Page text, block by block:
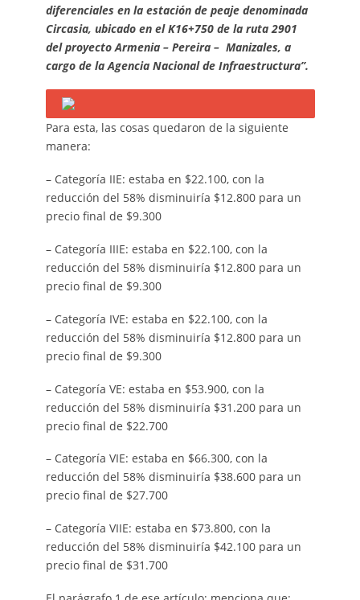
diferenciales en la estación de peaje denominada
Circasia, ubicado en el K16+750 de la ruta 2901
del proyecto Armenia – Pereira – Manizales, a
cargo de la Agencia Nacional de Infraestructura”.
Para esta, las cosas quedaron de la siguiente
manera:
– Categoría IIE: estaba en $22.100, con la
reducción del 58% disminuiría $12.800 para un
precio final de $9.300
– Categoría IIIE: estaba en $22.100, con la
reducción del 58% disminuiría $12.800 para un
precio final de $9.300
– Categoría IVE: estaba en $22.100, con la
reducción del 58% disminuiría $12.800 para un
precio final de $9.300
– Categoría VE: estaba en $53.900, con la
reducción del 58% disminuiría $31.200 para un
precio final de $22.700
– Categoría VIE: estaba en $66.300, con la
reducción del 58% disminuiría $38.600 para un
precio final de $27.700
– Categoría VIIE: estaba en $73.800, con la
reducción del 58% disminuiría $42.100 para un
precio final de $31.700